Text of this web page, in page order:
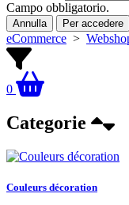
Campo obbligatorio.
Annulla Per accedere
eCommerce >
0
Categorie
Couleurs décoration